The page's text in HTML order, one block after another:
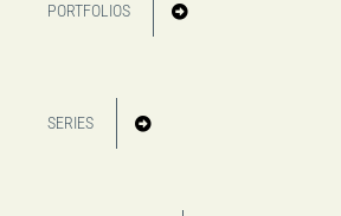
PORTFOLIOS
SERIES